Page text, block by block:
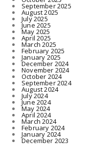
September 2025
August 2025
July 2025
June 2025
May 2025
April 2025
March 2025
February 2025
January 2025
December 2024
November 2024
October 2024
September 2024
August 2024
July 2024
June 2024
May 2024
April 2024
March 2024
February 2024
January 2024
December 2023